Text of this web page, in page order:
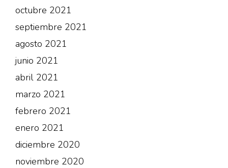
octubre 2021
septiembre 2021
agosto 2021
junio 2021
abril 2021
marzo 2021
febrero 2021
enero 2021
diciembre 2020
noviembre 2020